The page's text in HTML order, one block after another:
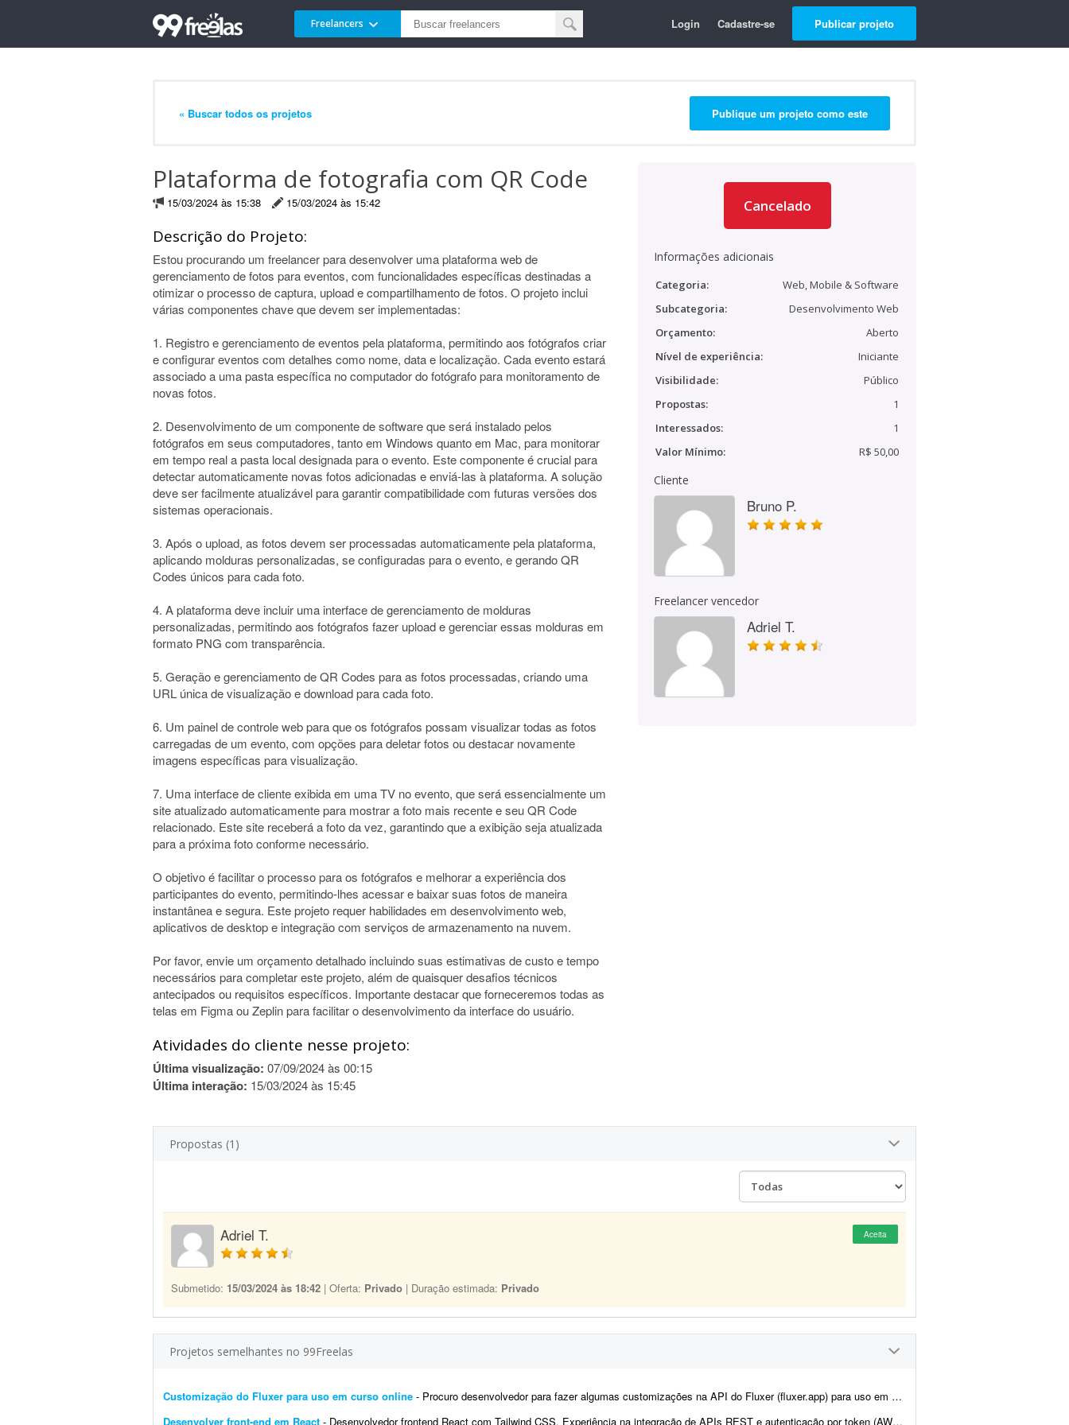
Freelancers Login Cadastre-se Publicar projeto
« Buscar todos os projetos Publique um projeto como este
Plataforma de fotografia com QR Code
15/03/2024 às 15:38 15/03/2024 às 15:42
Descrição do Projeto:
Estou procurando um freelancer para desenvolver uma plataforma web de
gerenciamento de fotos para eventos, com funcionalidades específicas destinadas a
otimizar o processo de captura, upload e compartilhamento de fotos. O projeto inclui
várias componentes chave que devem ser implementadas:
1. Registro e gerenciamento de eventos pela plataforma, permitindo aos fotógrafos criar
e configurar eventos com detalhes como nome, data e localização. Cada evento estará
associado a uma pasta específica no computador do fotógrafo para monitoramento de
novas fotos.
2. Desenvolvimento de um componente de software que será instalado pelos
fotógrafos em seus computadores, tanto em Windows quanto em Mac, para monitorar
em tempo real a pasta local designada para o evento. Este componente é crucial para
detectar automaticamente novas fotos adicionadas e enviá-las à plataforma. A solução
deve ser facilmente atualizável para garantir compatibilidade com futuras versões dos
sistemas operacionais.
3. Após o upload, as fotos devem ser processadas automaticamente pela plataforma,
aplicando molduras personalizadas, se configuradas para o evento, e gerando QR
Codes únicos para cada foto.
4. A plataforma deve incluir uma interface de gerenciamento de molduras
personalizadas, permitindo aos fotógrafos fazer upload e gerenciar essas molduras em
formato PNG com transparência.
5. Geração e gerenciamento de QR Codes para as fotos processadas, criando uma
URL única de visualização e download para cada foto.
6. Um painel de controle web para que os fotógrafos possam visualizar todas as fotos
carregadas de um evento, com opções para deletar fotos ou destacar novamente
imagens específicas para visualização.
7. Uma interface de cliente exibida em uma TV no evento, que será essencialmente um
site atualizado automaticamente para mostrar a foto mais recente e seu QR Code
relacionado. Este site receberá a foto da vez, garantindo que a exibição seja atualizada
para a próxima foto conforme necessário.
O objetivo é facilitar o processo para os fotógrafos e melhorar a experiência dos
participantes do evento, permitindo-lhes acessar e baixar suas fotos de maneira
instantânea e segura. Este projeto requer habilidades em desenvolvimento web,
aplicativos de desktop e integração com serviços de armazenamento na nuvem.
Por favor, envie um orçamento detalhado incluindo suas estimativas de custo e tempo
necessários para completar este projeto, além de quaisquer desafios técnicos
antecipados ou requisitos específicos. Importante destacar que forneceremos todas as
telas em Figma ou Zeplin para facilitar o desenvolvimento da interface do usuário.
Atividades do cliente nesse projeto:
Última visualização: 07/09/2024 às 00:15
Última interação: 15/03/2024 às 15:45
Cancelado
Informações adicionais
Categoria:
Web, Mobile & Software
Subcategoria:
Desenvolvimento Web
Orçamento:
Aberto
Nível de experiência:
Iniciante
Visibilidade:
Público
Propostas:
1
Interessados:
1
Valor Mínimo:
R$ 50,00
Cliente
Bruno P.
Freelancer vencedor
Adriel T.
Propostas (1)
Adriel T. Aceita
Submetido: 15/03/2024 às 18:42 | Oferta: Privado | Duração estimada: Privado
Projetos semelhantes no 99Freelas
Customização do Fluxer para uso em curso online - Procuro desenvolvedor para fazer algumas customizações na API do Fluxer (fluxer.app) para uso em um curso online. A ideia é manter praticamente toda a estrutura atual da plata...
Desenvolver front-end em React - Desenvolvedor frontend React com Tailwind CSS. Experiência na integração de APIs REST e autenticação por token (AWS Cognito é diferencial). O design j&aacut...